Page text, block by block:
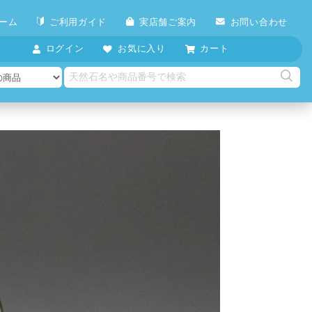
ム ご利用ガイド 実店舗ご案内 お問い合わせ
ログイン お気に入り カート